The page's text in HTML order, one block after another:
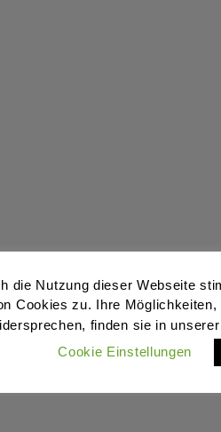
die Nutzung dieser Webseite
Cookies zu. Ihre
finden sie in
Cookie Einstellungen